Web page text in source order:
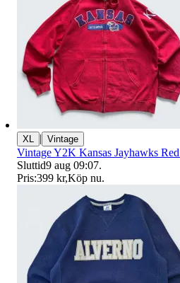
XL | Vintage
Vintage Y2K Kansas Jayhawks
Sluttid9 aug 09:07.
Pris:399 kr,Köp nu.